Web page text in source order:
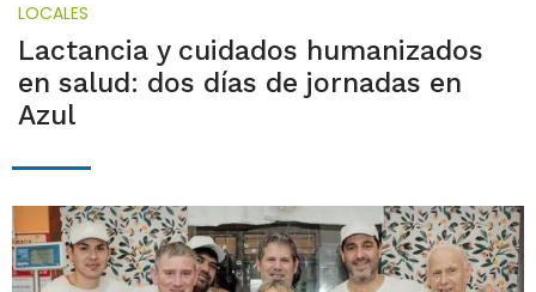
LOCALES
Lactancia y cuidados humanizados
en salud: dos días de jornadas en
Azul